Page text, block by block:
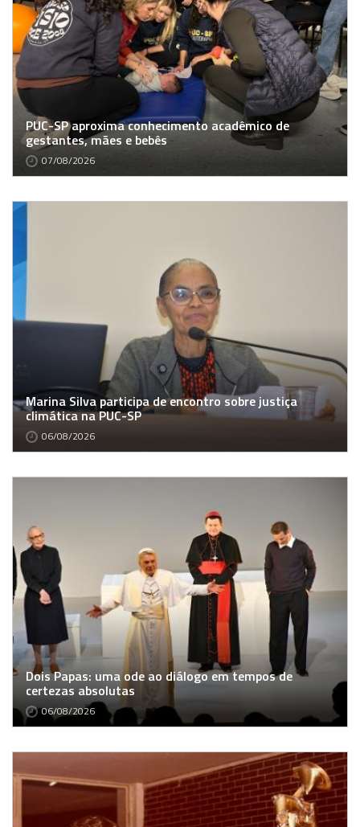
PUC-SP aproxima conhecimento acadêmico de
gestantes, mães e bebês
07/08/2026
Marina Silva participa de encontro sobre justiça
climática na PUC-SP
06/08/2026
Dois Papas: uma ode ao diálogo em tempos de
certezas absolutas
06/08/2026